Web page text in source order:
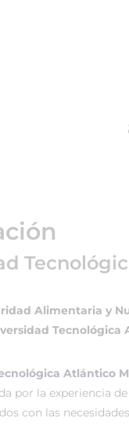
Alimentaria y
Tecnológica
Atlántico
por la experiencia
con las